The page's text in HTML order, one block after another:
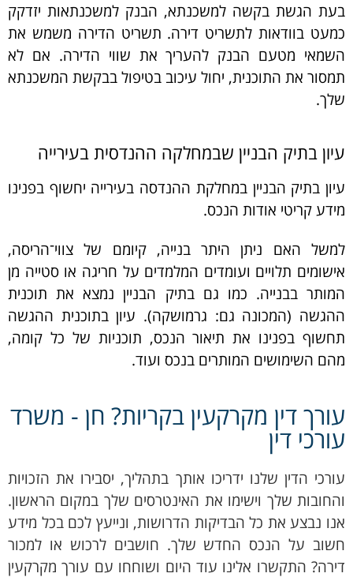
בעת הגשת בקשה למשכנתא, הבנק למשכנתאות יזדקק
כמעט בוודאות לתשריט דירה. תשריט הדירה משמש את
השמאי מטעם הבנק להעריך את שווי הדירה. אם לא
תמסור את התוכנית, יחול עיכוב בטיפול בבקשת המשכנתא
שלך.
עיון בתיק הבניין שבמחלקה ההנדסית בעירייה
עיון בתיק הבניין במחלקת ההנדסה בעירייה יחשוף בפנינו
מידע קריטי אודות הנכס.
למשל האם ניתן היתר בנייה, קיומם של צווי־הריסה,
אישומים תלויים ועומדים המלמדים על חריגה או סטייה מן
המותר בבנייה. כמו גם בתיק הבניין נמצא את תוכנית
ההגשה (המכונה גם: גרמושקה). עיון בתוכנית ההגשה
תחשוף בפנינו את תיאור הנכס, תוכניות של כל קומה,
מהם השימושים המותרים בנכס ועוד.
עורך דין מקרקעין בקריות? חן - משרד
עורכי דין
עורכי הדין שלנו ידריכו אותך בתהליך, יסבירו את הזכויות
והחובות שלך וישימו את האינטרסים שלך במקום הראשון.
אנו נבצע את כל הבדיקות הדרושות, ונייעץ לכם בכל מידע
חשוב על הנכס החדש שלך. חושבים לרכוש או למכור
דירה? התקשרו אלינו עוד היום ושוחחו עם עורך מקרקעין